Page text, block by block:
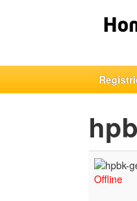
Offline